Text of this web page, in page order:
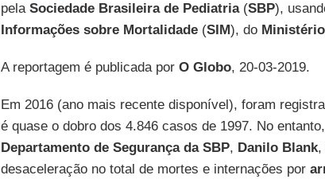
pela Sociedade Brasileira de Pediatria(SBP),
Informações sobre Mortalidade(SIM), do
A reportagem é publicada por O Globo, 20-03-2019.
Em 2016 (ano mais recente disponível), foram
é quase o dobro dos 4.846 casos de 1997. No
Departamento de Segurança da SBP, Danilo Blank,
desaceleração no total de mortes e internações por